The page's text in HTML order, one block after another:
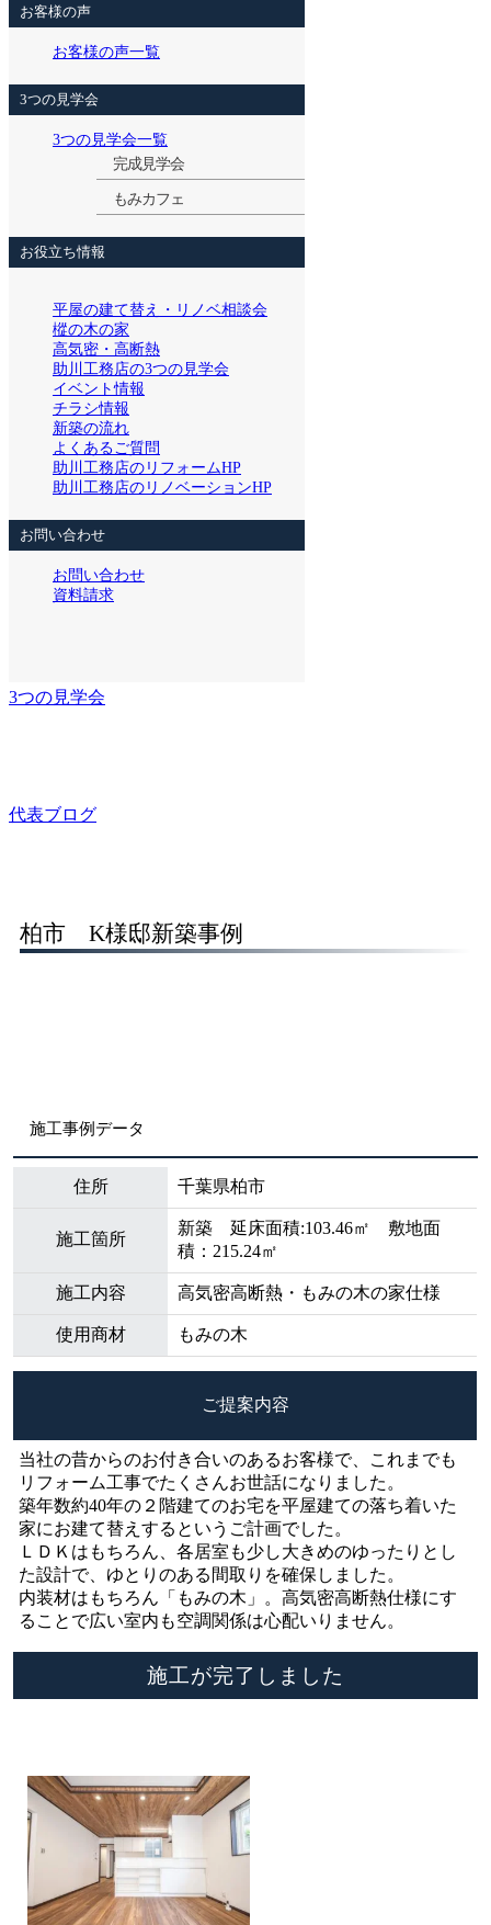
お客様の声
お客様の声一覧
3つの見学会
3つの見学会一覧
完成見学会
もみカフェ
お役立ち情報
平屋の建て替え・リノベ相談会
樅の木の家
高気密・高断熱
助川工務店の3つの見学会
イベント情報
チラシ情報
新築の流れ
よくあるご質問
助川工務店のリフォームHP
助川工務店のリノベーションHP
お問い合わせ
お問い合わせ
資料請求
3つの見学会
代表ブログ
柏市 K様邸新築事例
施工事例データ
住所 千葉県柏市
施工箇所
新築 延床面積:103.46㎡ 敷地面
積：215.24㎡
施工内容 高気密高断熱・もみの木の家仕様
使用商材 もみの木
ご提案内容
当社の昔からのお付き合いのあるお客様で、これまでも
リフォーム工事でたくさんお世話になりました。
築年数約40年の２階建てのお宅を平屋建ての落ち着いた
家にお建て替えするというご計画でした。
ＬＤＫはもちろん、各居室も少し大きめのゆったりとし
た設計で、ゆとりのある間取りを確保しました。
内装材はもちろん「もみの木」。高気密高断熱仕様にす
ることで広い室内も空調関係は心配いりません。
施工が完了しました